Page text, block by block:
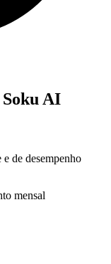
AI
de desempenho
mensal